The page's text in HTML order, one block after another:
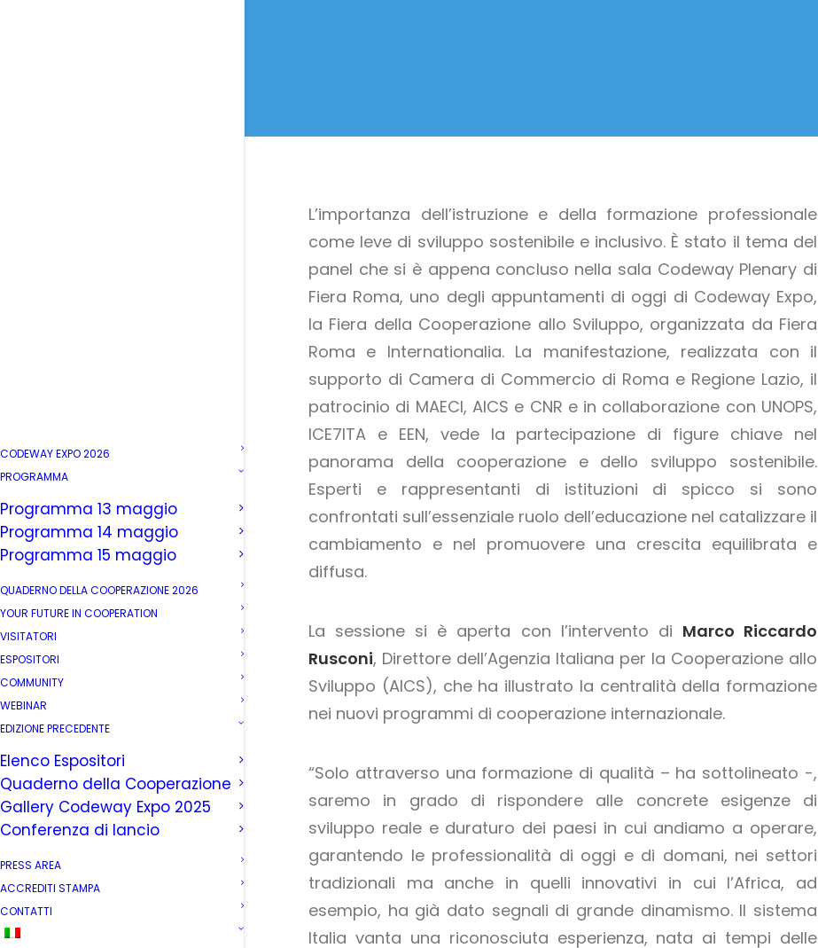
CODEWAY EXPO 2026
PROGRAMMA
Programma 13 maggio
Programma 14 maggio
Programma 15 maggio
QUADERNO DELLA COOPERAZIONE 2026
YOUR FUTURE IN COOPERATION
VISITATORI
ESPOSITORI
COMMUNITY
WEBINAR
EDIZIONE PRECEDENTE
Elenco Espositori
Quaderno della Cooperazione
Gallery Codeway Expo 2025
Conferenza di lancio
PRESS AREA
ACCREDITI STAMPA
CONTATTI
L’importanza dell’istruzione e della formazione professionale
come leve di sviluppo sostenibile e inclusivo. È stato il tema del
panel che si è appena concluso nella sala Codeway Plenary di
Fiera Roma, uno degli appuntamenti di oggi di Codeway Expo,
la Fiera della Cooperazione allo Sviluppo, organizzata da Fiera
Roma e Internationalia. La manifestazione, realizzata con il
supporto di Camera di Commercio di Roma e Regione Lazio, il
patrocinio di MAECI, AICS e CNR e in collaborazione con UNOPS,
ICE7ITA e EEN, vede la partecipazione di figure chiave nel
panorama della cooperazione e dello sviluppo sostenibile.
Esperti e rappresentanti di istituzioni di spicco si sono
confrontati sull’essenziale ruolo dell’educazione nel catalizzare il
cambiamento e nel promuovere una crescita equilibrata e
diffusa.
La sessione si è aperta con l’intervento di Marco Riccardo
Rusconi, Direttore dell’Agenzia Italiana per la Cooperazione allo
Sviluppo (AICS), che ha illustrato la centralità della formazione
nei nuovi programmi di cooperazione internazionale.
“Solo attraverso una formazione di qualità – ha sottolineato -,
saremo in grado di rispondere alle concrete esigenze di
sviluppo reale e duraturo dei paesi in cui andiamo a operare,
garantendo le professionalità di oggi e di domani, nei settori
tradizionali ma anche in quelli innovativi in cui l’Africa, ad
esempio, ha già dato segnali di grande dinamismo. Il sistema
Italia vanta una riconosciuta esperienza, nata ai tempi delle